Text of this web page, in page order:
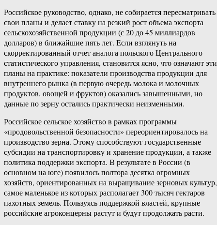
Российское руководство, однако, не собирается пересматривать
свои планы и делает ставку на резкий рост объема экспорта
сельскохозяйственной продукции (с 20 до 45 миллиардов
долларов) в ближайшие пять лет. Если взглянуть на
скорректированный отчет аналога польского Центрального
статистического управления, становится ясно, что означают эти
планы на практике: показатели производства продукции для
внутреннего рынка (в первую очередь молока и молочных
продуктов, овощей и фруктов) оказались завышенными, но
данные по зерну остались практически неизменными.
Российское сельское хозяйство в рамках программы
«продовольственной безопасности» переориентировалось на
производство зерна. Этому способствуют государственные
субсидии на транспортировку и хранение продукции, а также
политика поддержки экспорта. В результате в России (в
основном на юге) появилось полтора десятка огромных
хозяйств, ориентированных на выращивание зерновых культур,
самое маленькое из которых располагает 300 тысяч гектаров
пахотных земель. Пользуясь поддержкой властей, крупные
российские агроконцерны растут и будут продолжать расти.